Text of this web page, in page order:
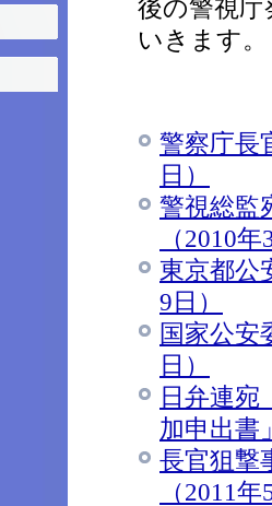
後の警視
いきます。
警察庁長
日）
警視総監
（2010
東京都公
9日）
国家公安
日）
日弁連宛
加申出書
長官狙撃
（2011